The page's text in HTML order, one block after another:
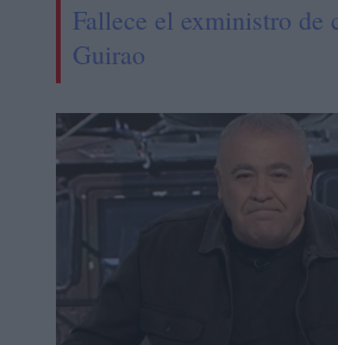
Fallece el exministro de
Guirao